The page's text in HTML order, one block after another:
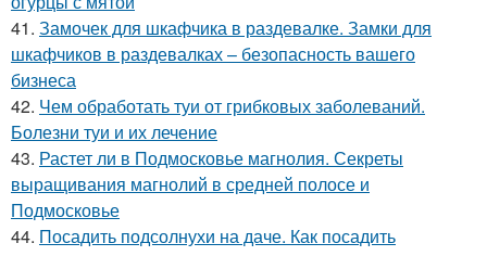
41. Замочек для шкафчика в раздевалке. Замки для
шкафчиков в раздевалках – безопасность вашего
бизнеса
42. Чем обработать туи от грибковых заболеваний.
Болезни туи и их лечение
43. Растет ли в Подмосковье магнолия. Секреты
выращивания магнолий в средней полосе и
Подмосковье
44. Посадить подсолнухи на даче. Как посадить